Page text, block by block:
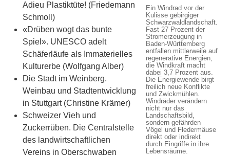
Ein Windrad vor der
Kulisse gebirgiger
Schwarzwaldlandschaft.
Fast 27 Prozent der
Stromerzeugung in
Baden-Württemberg
entfallen mittlerweile auf
regenerative Energien,
die Windkraft macht
dabei 3,7 Prozent aus.
Die Energiewende birgt
freilich neue Konflikte
und Zwickmühlen.
Windräder verändern
nicht nur das
Landschaftsbild,
sondern gefährden
Vögel und Fledermäuse
direkt oder indirekt
durch Eingriffe in ihre
Lebensräume.
Adieu Plastiktüte! (Friedemann
Schmoll)
«Drüben wogt das bunte
Spiel». UNESCO adelt
Schäferläufe als Immaterielles
Kulturerbe (Wolfgang Alber)
Die Stadt im Weinberg.
Weinbau und Stadtentwicklung
in Stuttgart (Christine Krämer)
Schweizer Vieh und
Zuckerrüben. Die Centralstelle
des landwirtschaftlichen
Vereins in Oberschwaben